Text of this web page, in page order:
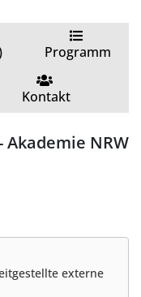
Programm
Kontakt
NRW
externe